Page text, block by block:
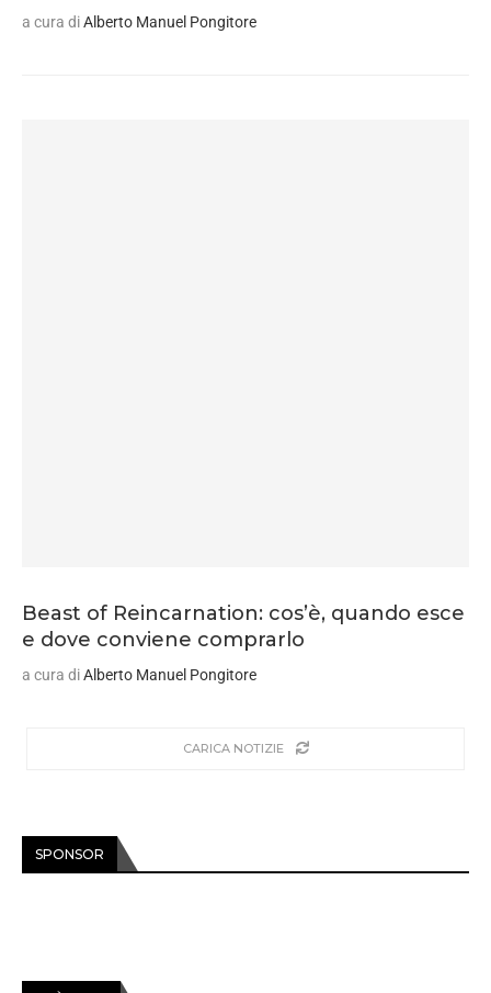
a cura diAlberto Manuel Pongitore
Beast of Reincarnation: cos’è, quando esce
e dove conviene comprarlo
a cura diAlberto Manuel Pongitore
CARICA NOTIZIE
SPONSOR